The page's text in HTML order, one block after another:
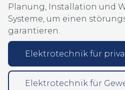
Planung, Installation und
Systeme, um einen
garantieren.
Elektrotechnik für
Elektrotechnik für